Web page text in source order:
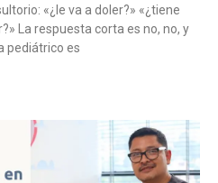
«¿le va a doler?» «¿tiene
La respuesta corta es no, no, y
pediátrico es